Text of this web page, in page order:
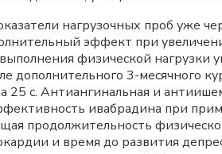
нагрузочных проб уже
эффект при
физической нагрузки
дополнительного 3-месячного
25 с. Антиангинальная и
ивабрадина при
продолжительность
и время до развития